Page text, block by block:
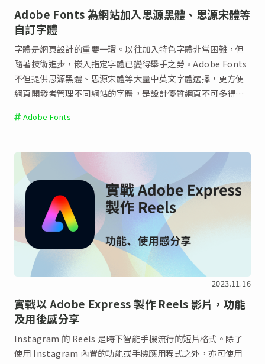
Adobe Fonts 為網站加入思源黑體、思源宋體等
自訂字體
字體是網頁設計的重要一環。以往加入特色字體非常困難，但
隨著技術進步，嵌入指定字體已變得舉手之勞。Adobe Fonts
不但提供思源黑體、思源宋體等大量中英文字體選擇，更方便
網頁開發者管理不同網站的字體，是設計優質網頁不可多得的
Adobe Fonts
2023.11.16
實戰以 Adobe Express 製作 Reels 影片，功能
及用後感分享
Instagram 的 Reels 是時下智能手機流行的短片格式。除了
使用 Instagram 內置的功能或手機應用程式之外，亦可使用